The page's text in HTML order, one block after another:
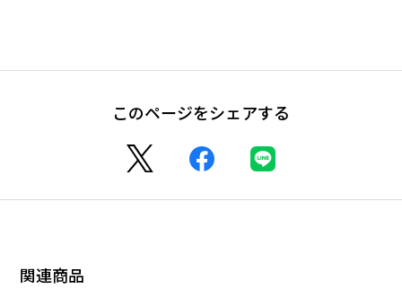
このページをシェアする
関連商品